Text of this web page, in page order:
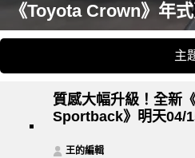
《Toyota Crown》年
檔撥片與後座舒適模式
主
質感大幅升級！全新
Sportback》明天04/
王的編輯